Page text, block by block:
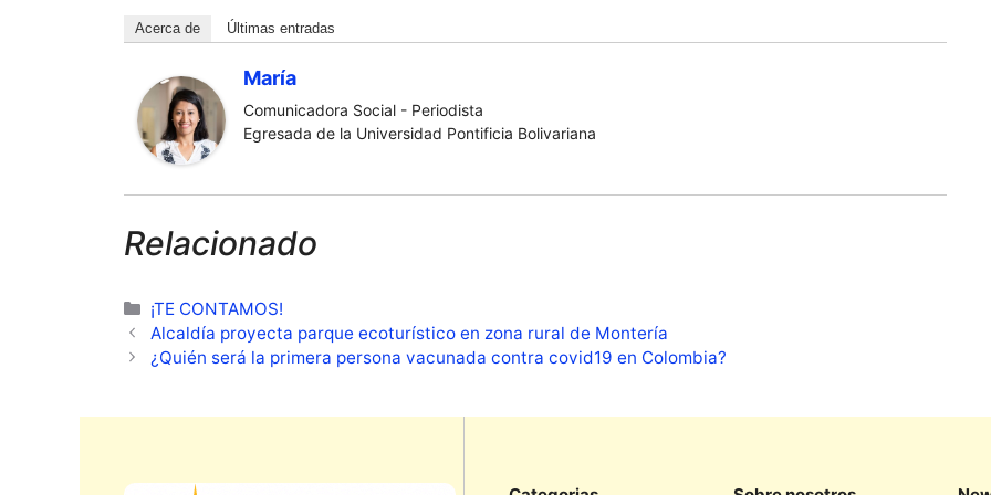
Acerca de Últimas entradas
María
Comunicadora Social - Periodista
Egresada de la Universidad Pontificia Bolivariana
Relacionado
Categorías
¡TE CONTAMOS!
Alcaldía proyecta parque ecoturístico en zona rural de Montería
¿Quién será la primera persona vacunada contra covid19 en Colombia?